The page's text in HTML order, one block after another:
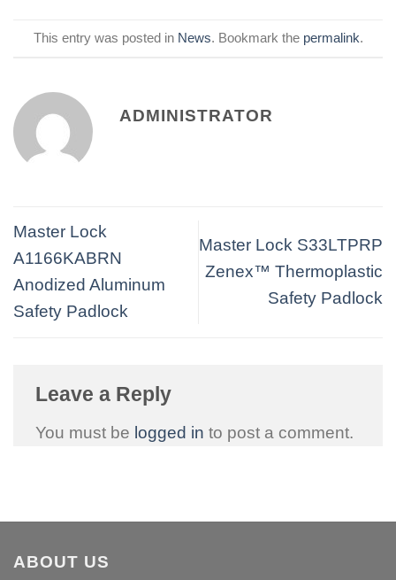
This entry was posted in News. Bookmark the permalink.
ADMINISTRATOR
Master Lock
A1166KABRN
Anodized Aluminum
Safety Padlock
Master Lock S33LTPRP
Zenex™ Thermoplastic
Safety Padlock
Leave a Reply
You must be logged in to post a comment.
ABOUT US